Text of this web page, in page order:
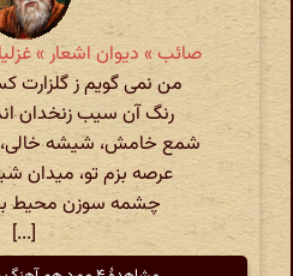
صائب » دیوان اشعار »
من نمی گویم ز
رنگ آن سیب زنخدان
شمع خامش، شیشه
عرصه بزم تو، میدان
چشمه سوزن محیط
[...]